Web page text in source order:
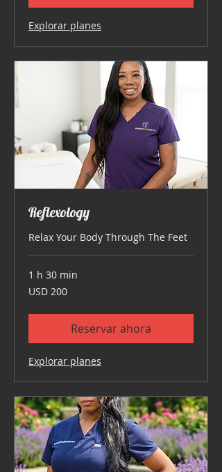
Explorar planes
Reflexology
Relax Your Body Through The Feet
1 h 30 min
200
dólares
USD 200
Reservar ahora
Explorar planes